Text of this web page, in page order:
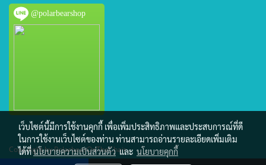
@polarbearshop
Copy right by PolarbearOnTheChair
เว็บไซต์นี้มีการใช้งานคุกกี้ เพื่อเพิ่มประสิทธิภาพและประสบการณ์ที่ดี
ในการใช้งานเว็บไซต์ของท่าน ท่านสามารถอ่านรายละเอียดเพิ่มเติม
ได้ที่นโยบายความเป็นส่วนตัวและ นโยบายคุกกี้